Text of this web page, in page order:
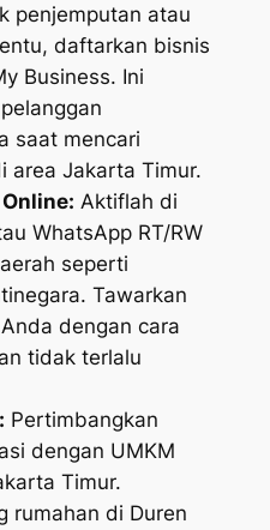
penjemputan atau
daftarkan bisnis
Business. Ini
saat mencari
area Jakarta Timur.
Aktiflah di
WhatsApp RT/RW
seperti
Tawarkan
dengan cara
tidak terlalu
Pertimbangkan
dengan UMKM
Timur.
rumahan di Duren